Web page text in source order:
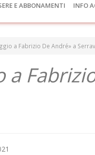
E ABBONAMENTI INFO
a Fabrizio De André» a
a